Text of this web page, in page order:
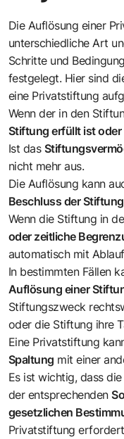
Die Auflösung einer
unterschiedliche Art
Schritte und
festgelegt. Hier sind
eine Privatstiftung
Wenn der in den
Stiftung erfüllt ist
Ist das
nicht mehr aus.
Die Auflösung kann
Beschluss der
Wenn die Stiftung in
oder zeitliche
automatisch mit
In bestimmten Fällen
Auflösung einer
Stiftungszweck
oder die Stiftung ihre
Eine Privatstiftung
Spaltung mit einer
Es ist wichtig, dass die
der entsprechenden
gesetzlichen
Privatstiftung